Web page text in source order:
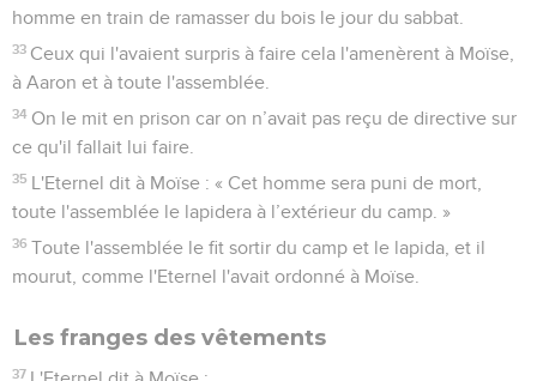
homme en train de ramasser du bois le jour du sabbat.
33 Ceux qui l'avaient surpris à faire cela l'amenèrent à Moïse,
à Aaron et à toute l'assemblée.
34 On le mit en prison car on n’avait pas reçu de directive sur
ce qu'il fallait lui faire.
35 L'Eternel dit à Moïse : « Cet homme sera puni de mort,
toute l'assemblée le lapidera à l’extérieur du camp. »
36 Toute l'assemblée le fit sortir du camp et le lapida, et il
mourut, comme l'Eternel l'avait ordonné à Moïse.
Les franges des vêtements
37